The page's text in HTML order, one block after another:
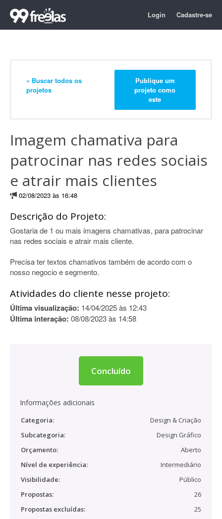
Login Cadastre-se
« Buscar todos os
projetos
Publique um
projeto como
este
Imagem chamativa para
patrocinar nas redes sociais
e atrair mais clientes
02/08/2023 às 16:48
Descrição do Projeto:
Gostaria de 1 ou mais imagens chamativas, para patrocinar
nas redes sociais e atrair mais cliente.
Precisa ter textos chamativos também de acordo com o
nosso negocio e segmento.
Atividades do cliente nesse projeto:
Última visualização: 14/04/2025 às 12:43
Última interação: 08/08/2023 às 14:58
Concluído
Informações adicionais
Categoria:
Design & Criação
Subcategoria:
Design Gráfico
Orçamento:
Aberto
Nível de experiência:
Intermediário
Visibilidade:
Público
Propostas:
26
Propostas excluídas:
25